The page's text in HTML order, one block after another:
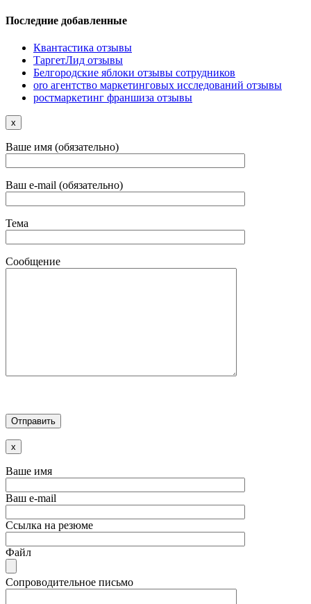
Последние добавленные
Квантастика отзывы
ТаргетЛид отзывы
Белгородские яблоки отзывы сотрудников
oro агентство маркетинговых исследований отзывы
ростмаркетинг франшиза отзывы
x
Ваше имя (обязательно)
Ваш e-mail (обязательно)
Тема
Сообщение
x
Ваше имя
Ваш e-mail
Ссылка на резюме
Файл
Сопроводительное письмо